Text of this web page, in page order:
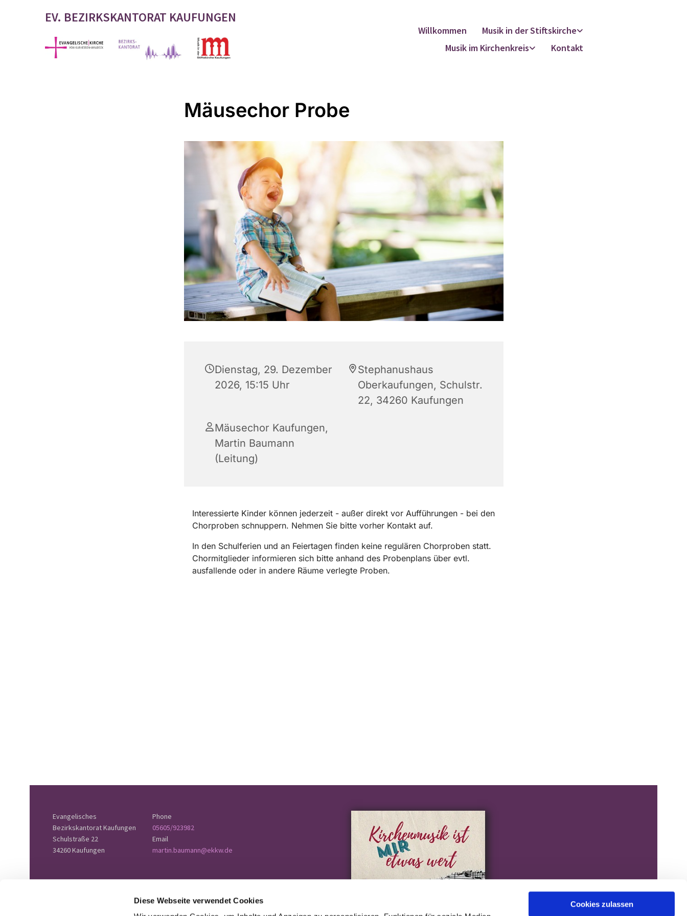
Diese Webseite verwendet Cookies
Cookies zulassen
EV. BEZIRKSKANTORAT KAUFUNGEN
Willkommen
Musik in der Stiftskirche
Musik im Kirchenkreis
Kontakt
Mäusechor Probe
Dienstag, 29. Dezember
2026, 15:15 Uhr
Stephanushaus
Oberkaufungen, Schulstr.
22, 34260 Kaufungen
Mäusechor Kaufungen,
Martin Baumann
(Leitung)
Interessierte Kinder können jederzeit - außer direkt vor Aufführungen - bei den
Chorproben schnuppern. Nehmen Sie bitte vorher Kontakt auf.
In den Schulferien und an Feiertagen finden keine regulären Chorproben statt.
Chormitglieder informieren sich bitte anhand des Probenplans über evtl.
ausfallende oder in andere Räume verlegte Proben.
Evangelisches
Bezirkskantorat Kaufungen
Schulstraße 22
34260 Kaufungen
Phone
05605/923982
Email
martin.baumann@ekkw.de